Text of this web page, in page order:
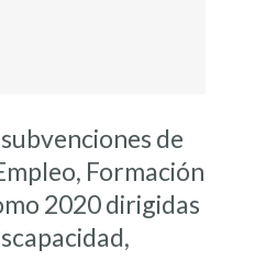
de
Formación
2020 dirigidas